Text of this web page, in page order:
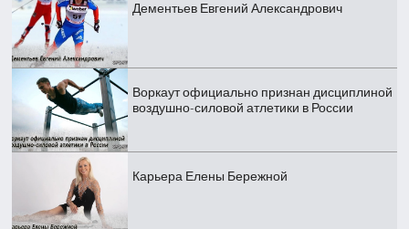
Дементьев Евгений Александрович
Воркаут официально признан дисциплиной
воздушно-силовой атлетики в России
Карьера Елены Бережной